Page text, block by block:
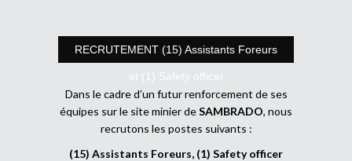
RECRUTEMENT (15) Assistants Foreurs
et (1) Safety officer
Dans le cadre d’un futur renforcement de ses
équipes sur le site minier deSAMBRADO, nous
recrutons les postes suivants :
(15) Assistants Foreurs, (1) Safety officer